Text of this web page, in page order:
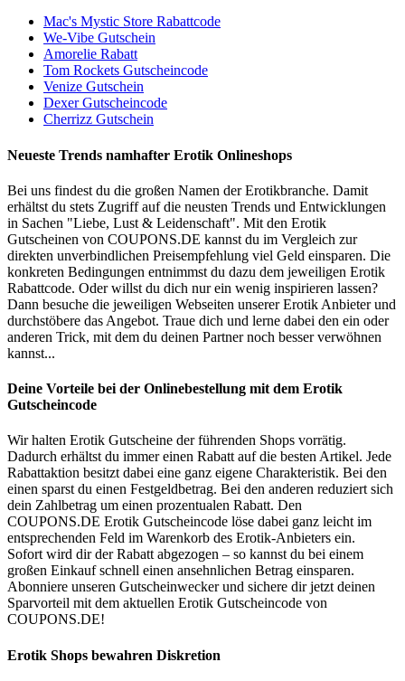
Mac's Mystic Store Rabattcode
We-Vibe Gutschein
Amorelie Rabatt
Tom Rockets Gutscheincode
Venize Gutschein
Dexer Gutscheincode
Cherrizz Gutschein
Neueste Trends namhafter Erotik Onlineshops
Bei uns findest du die großen Namen der Erotikbranche. Damit
erhältst du stets Zugriff auf die neusten Trends und Entwicklungen
in Sachen "Liebe, Lust & Leidenschaft". Mit den Erotik
Gutscheinen von COUPONS.DE kannst du im Vergleich zur
direkten unverbindlichen Preisempfehlung viel Geld einsparen. Die
konkreten Bedingungen entnimmst du dazu dem jeweiligen Erotik
Rabattcode. Oder willst du dich nur ein wenig inspirieren lassen?
Dann besuche die jeweiligen Webseiten unserer Erotik Anbieter und
durchstöbere das Angebot. Traue dich und lerne dabei den ein oder
anderen Trick, mit dem du deinen Partner noch besser verwöhnen
kannst...
Deine Vorteile bei der Onlinebestellung mit dem Erotik
Gutscheincode
Wir halten Erotik Gutscheine der führenden Shops vorrätig.
Dadurch erhältst du immer einen Rabatt auf die besten Artikel. Jede
Rabattaktion besitzt dabei eine ganz eigene Charakteristik. Bei den
einen sparst du einen Festgeldbetrag. Bei den anderen reduziert sich
dein Zahlbetrag um einen prozentualen Rabatt. Den
COUPONS.DE Erotik Gutscheincode löse dabei ganz leicht im
entsprechenden Feld im Warenkorb des Erotik-Anbieters ein.
Sofort wird dir der Rabatt abgezogen – so kannst du bei einem
großen Einkauf schnell einen ansehnlichen Betrag einsparen.
Abonniere unseren Gutscheinwecker und sichere dir jetzt deinen
Sparvorteil mit dem aktuellen Erotik Gutscheincode von
COUPONS.DE!
Erotik Shops bewahren Diskretion